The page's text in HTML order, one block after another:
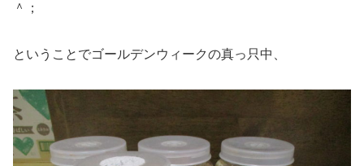
＾；
ということでゴールデンウィークの真っ只中、